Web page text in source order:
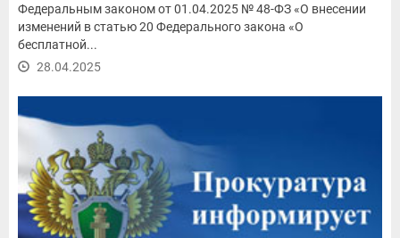
Федеральным законом от 01.04.2025 № 48-ФЗ «О внесении
изменений в статью 20 Федерального закона «О
бесплатной...
28.04.2025